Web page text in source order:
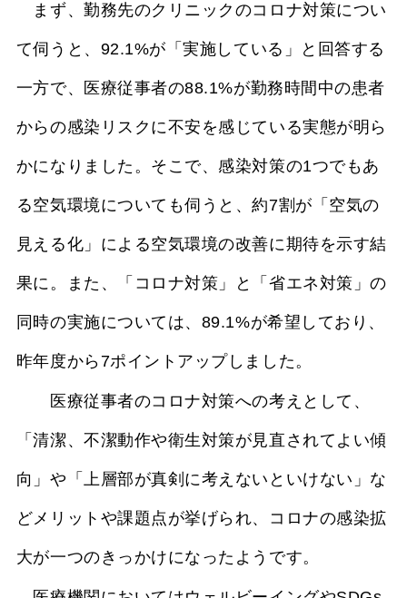
まず、勤務先のクリニックのコロナ対策につい
て伺うと、92.1%が「実施している」と回答する
一方で、医療従事者の88.1%が勤務時間中の患者
からの感染リスクに不安を感じている実態が明ら
かになりました。そこで、感染対策の1つでもあ
る空気環境についても伺うと、約7割が「空気の
見える化」による空気環境の改善に期待を示す結
果に。また、「コロナ対策」と「省エネ対策」の
同時の実施については、89.1%が希望しており、
昨年度から7ポイントアップしました。
医療従事者のコロナ対策への考えとして、
「清潔、不潔動作や衛生対策が見直されてよい傾
向」や「上層部が真剣に考えないといけない」な
どメリットや課題点が挙げられ、コロナの感染拡
大が一つのきっかけになったようです。